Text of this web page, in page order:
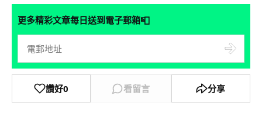
更多精彩文章每日送到電子郵箱📮
讚好0 看留言 分享